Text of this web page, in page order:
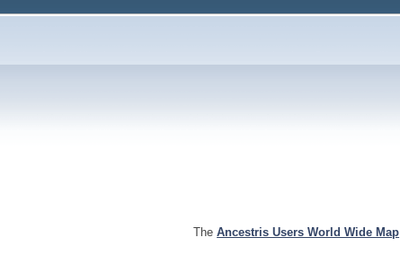
TheAncestris Users World Wide Map